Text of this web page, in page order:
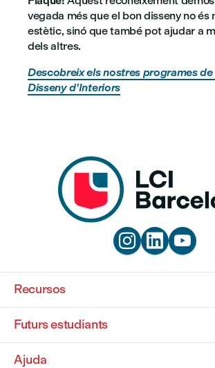
vegada més que el bon disseny no és
estètic, sinó que també pot ajudar a
dels altres.
Descobreix els nostres programes
Disseny d'Interiors
  
Recursos
Futurs estudiants
Ajuda